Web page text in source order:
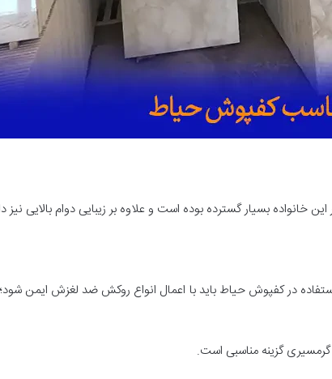
بسیار گسترده بوده است و علاوه بر زیبایی دوام بالایی نیز
در کفپوش حیاط باید با اعمال انواع روکش ضد لغزش ایمن
گزینه مناسبی است.